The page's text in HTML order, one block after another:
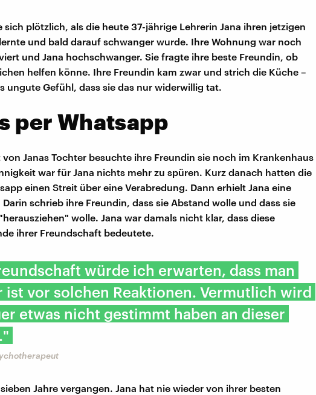
sich plötzlich, als die heute 37-jährige Lehrerin Jana ihren jetzigen
und bald darauf schwanger wurde. Ihre Wohnung war noch
und Jana hochschwanger. Sie fragte ihre beste Freundin, ob
helfen könne. Ihre Freundin kam zwar und strich die Küche –
ungute Gefühl, dass sie das nur widerwillig tat.
per Whatsapp
von Janas Tochter besuchte ihre Freundin sie noch im Krankenhaus
war für Jana nichts mehr zu spüren. Kurz danach hatten die
einen Streit über eine Verabredung. Dann erhielt Jana eine
schrieb ihre Freundin, dass sie Abstand wolle und dass sie
wolle. Jana war damals nicht klar, dass diese
ihrer Freundschaft bedeutete.
würde ich erwarten, dass man
ist vor solchen Reaktionen. Vermutlich wird
etwas nicht gestimmt haben an dieser
Jahre vergangen. Jana hat nie wieder von ihrer besten